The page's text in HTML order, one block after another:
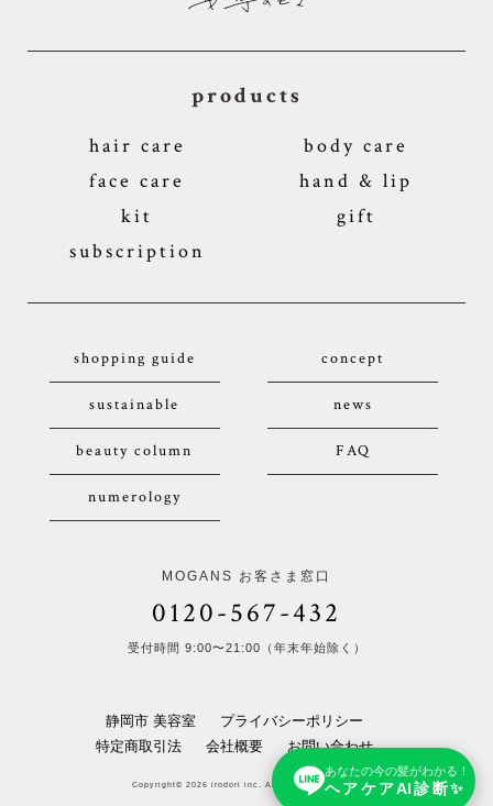
あなたの今の髪がわかる！
ヘアケアAI診断✨
products
hair care
body care
face care
hand & lip
kit
gift
subscription
shopping guide concept
sustainable news
beauty column FAQ
numerology
MOGANS お客さま窓口
0120-567-432
受付時間 9:00〜21:00（年末年始除く）
静岡市 美容室
プライバシーポリシー
特定商取引法
会社概要 お問い合わせ
Copyright© 2026 irodori inc. All Rights Reserved.